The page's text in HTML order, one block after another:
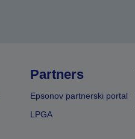
Partners
Epsonov partnerski portal
LPGA